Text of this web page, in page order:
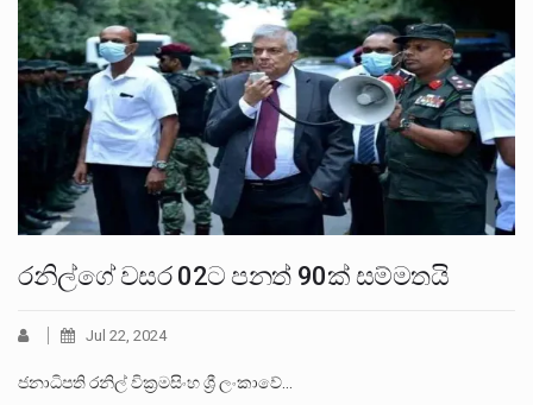
රනිල්ගේ වසර 02ට පනත් 90ක් සම්මතයි
Jul 22, 2024
ජනාධිපති රනිල් වික්‍රමසිංහ ශ්‍රී ලංකාවේ…